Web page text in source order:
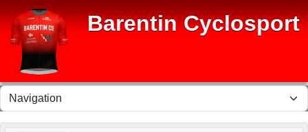
Barentin Cyclosport
Panneau de gestion des cookies